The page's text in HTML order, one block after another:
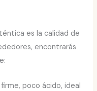
es la calidad de
encontrarás
poco ácido, ideal